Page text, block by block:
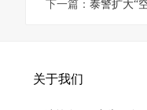
下一篇： 泰警扩大“
关于我们